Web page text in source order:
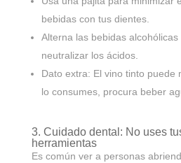
bebidas con tus dientes.
Alterna las bebidas
neutralizar los ácidos.
Dato extra: El vino tinto puede
lo consumes, procura beber
3. Cuidado dental: No uses
herramientas
Es común ver a personas